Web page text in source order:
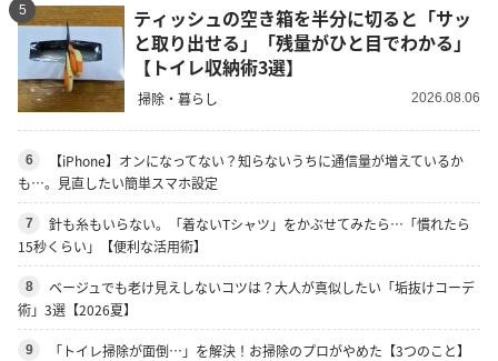
5
ティッシュの空き箱を半分に切ると「サッ
と取り出せる」「残量がひと目でわかる」
【トイレ収納術3選】
掃除・暮らし 2026.08.06
6
【iPhone】オンになってない？知らないうちに通信量が増えているか
も…。見直したい簡単スマホ設定
7
針も糸もいらない。「着ないTシャツ」をかぶせてみたら…「慣れたら
15秒くらい」【便利な活用術】
8
ベージュでも老け見えしないコツは？大人が真似したい「垢抜けコーデ
術」3選【2026夏】
9
「トイレ掃除が面倒…」を解決！お掃除のプロがやめた【3つのこと】